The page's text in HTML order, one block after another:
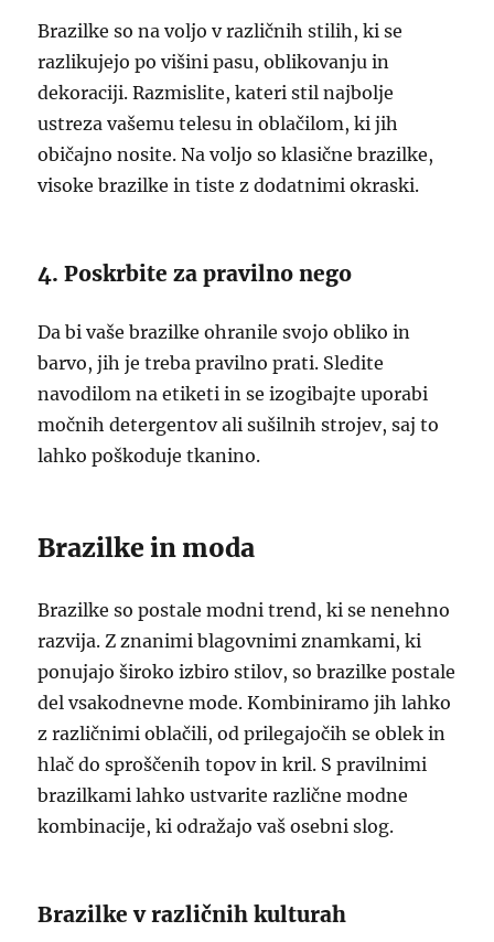
Brazilke so na voljo v različnih stilih, ki se
razlikujejo po višini pasu, oblikovanju in
dekoraciji. Razmislite, kateri stil najbolje
ustreza vašemu telesu in oblačilom, ki jih
običajno nosite. Na voljo so klasične brazilke,
visoke brazilke in tiste z dodatnimi okraski.
4. Poskrbite za pravilno nego
Da bi vaše brazilke ohranile svojo obliko in
barvo, jih je treba pravilno prati. Sledite
navodilom na etiketi in se izogibajte uporabi
močnih detergentov ali sušilnih strojev, saj to
lahko poškoduje tkanino.
Brazilke in moda
Brazilke so postale modni trend, ki se nenehno
razvija. Z znanimi blagovnimi znamkami, ki
ponujajo široko izbiro stilov, so brazilke postale
del vsakodnevne mode. Kombiniramo jih lahko
z različnimi oblačili, od prilegajočih se oblek in
hlač do sproščenih topov in kril. S pravilnimi
brazilkami lahko ustvarite različne modne
kombinacije, ki odražajo vaš osebni slog.
Brazilke v različnih kulturah